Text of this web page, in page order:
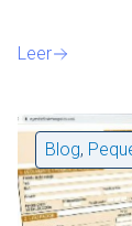
Leer
Blog,